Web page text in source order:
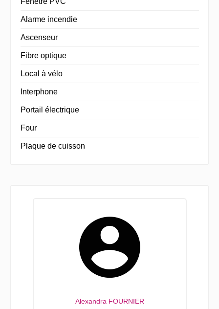
Alarme incendie
Ascenseur
Fibre optique
Local à vélo
Interphone
Portail électrique
Four
Plaque de cuisson
Alexandra FOURNIER